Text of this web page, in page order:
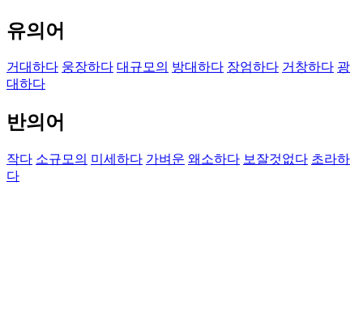
유의어
거대하다 웅장하다 대규모의 방대하다 장엄하다 거창하다 광
대하다
반의어
작다 소규모의 미세하다 가벼운 왜소하다 보잘것없다 초라하
다